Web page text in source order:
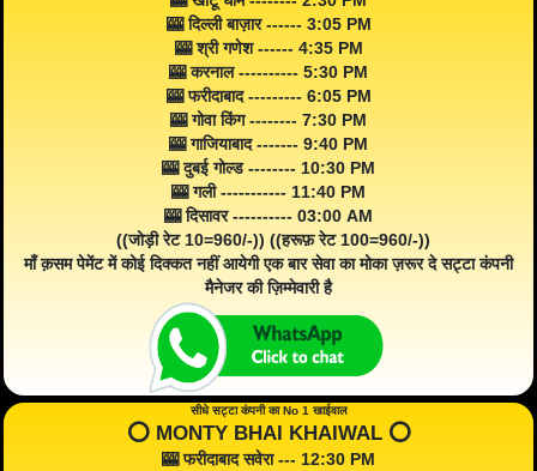
🎰 दिल्ली बाज़ार ------ 3:05 PM
🎰 श्री गणेश ------ 4:35 PM
🎰 करनाल ---------- 5:30 PM
🎰 फरीदाबाद --------- 6:05 PM
🎰 गोवा किंग -------- 7:30 PM
🎰 गाजियाबाद ------- 9:40 PM
🎰 दुबई गोल्ड -------- 10:30 PM
🎰 गली ----------- 11:40 PM
🎰 दिसावर ---------- 03:00 AM
((जोड़ी रेट 10=960/-)) ((हरूफ़ रेट 100=960/-))
माँ क़सम पेमेंट में कोई दिक्कत नहीं आयेगी एक बार सेवा का मोका ज़रूर दे सट्टा कंपनी
मैनेजर की ज़िम्मेवारी है
सीधे सट्टा कंपनी का No 1 खाईवाल
⭕️ MONTY BHAI KHAIWAL ⭕️
🎰 फरीदाबाद सवेरा --- 12:30 PM